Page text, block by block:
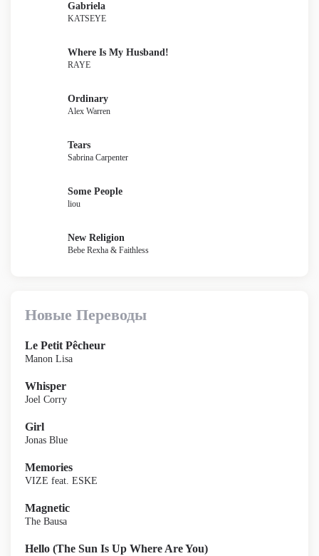
Gabriela
KATSEYE
Where Is My Husband!
RAYE
Ordinary
Alex Warren
Tears
Sabrina Carpenter
Some People
liou
New Religion
Bebe Rexha & Faithless
Новые Переводы
Le Petit Pêcheur
Manon Lisa
Whisper
Joel Corry
Girl
Jonas Blue
Memories
VIZE feat. ESKE
Magnetic
The Bausa
Hello (The Sun Is Up Where Are You)